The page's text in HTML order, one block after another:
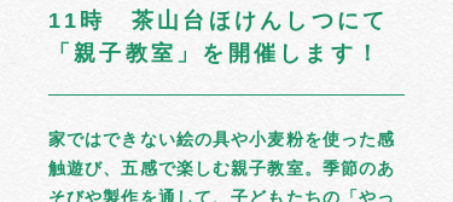
イベント情報
募集掲示板
茶山のひと
11時 茶山台ほけんしつにて
「親子教室」を開催します！
家ではできない絵の具や小麦粉を使った感
触遊び、五感で楽しむ親子教室。季節のあ
そびや製作を通して、子どもたちの「やっ